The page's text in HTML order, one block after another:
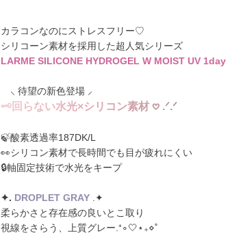
カラコンなのにストレスフリー♡
シリコーン素材を採用した超人気シリーズ
LARME SILICONE HYDROGEL W MOIST UV 1day
⸜ 待望の新色登場 ⸝
🗝回 らない水光×シリ コ ン素材 𖹭 .ᐟ.ᐟ
🍃酸素透過率187DK/L
👀シリコン素材で長時間でも目が疲れにくい
🔒軸固定技術で水光をキープ
✦️️. DROPLET GRAY.✦️
柔らかさと存在感の良いとこ取り
視線をさらう、上質グレー.⁺∘🤍⋆₊⋄˚